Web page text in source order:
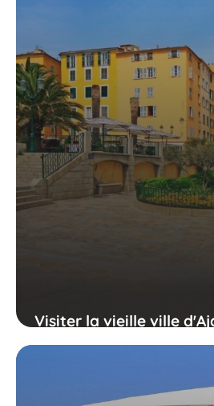
Visiter la vieille ville
itinéraire complet et